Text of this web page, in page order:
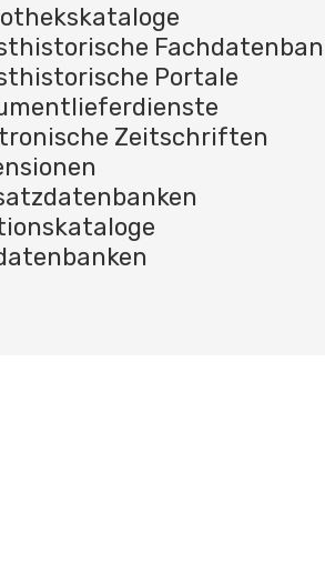
Portale
Zeitschriften